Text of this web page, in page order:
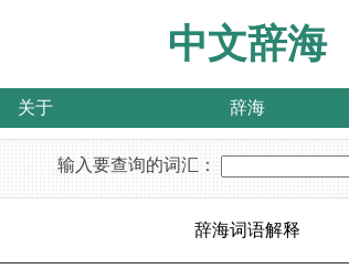
中文辞海
关于 辞海
输入要查询的词汇：
辞海词语解释